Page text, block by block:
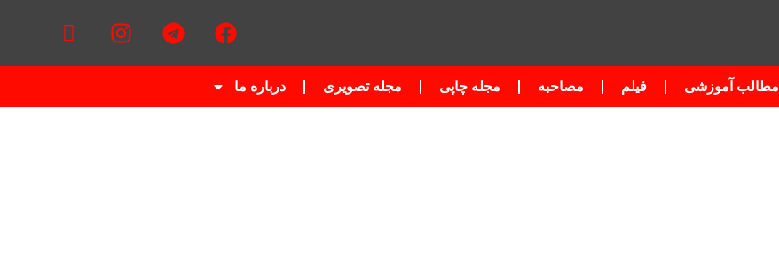
مطالب آموزشی فیلم مصاحبه مجله چاپی مجله تصویری درباره ما